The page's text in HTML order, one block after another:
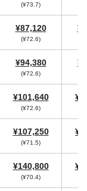
(¥73.7)
¥87,120
(¥72.6)
¥94,380
(¥72.6)
¥101,640
(¥72.6)
¥107,250
(¥71.5)
¥140,800
(¥70.4)